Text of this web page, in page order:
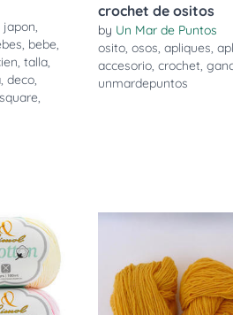
japon,
, bebe,
, talla,
, deco,
square,
crochet de ositos
by Un Mar de Puntos
osito, osos, apliques,
accesorio, crochet,
unmardepuntos